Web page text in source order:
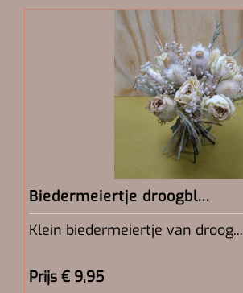
Biedermeiertje droogbl...
Klein biedermeiertje van droog...
Prijs € 9,95